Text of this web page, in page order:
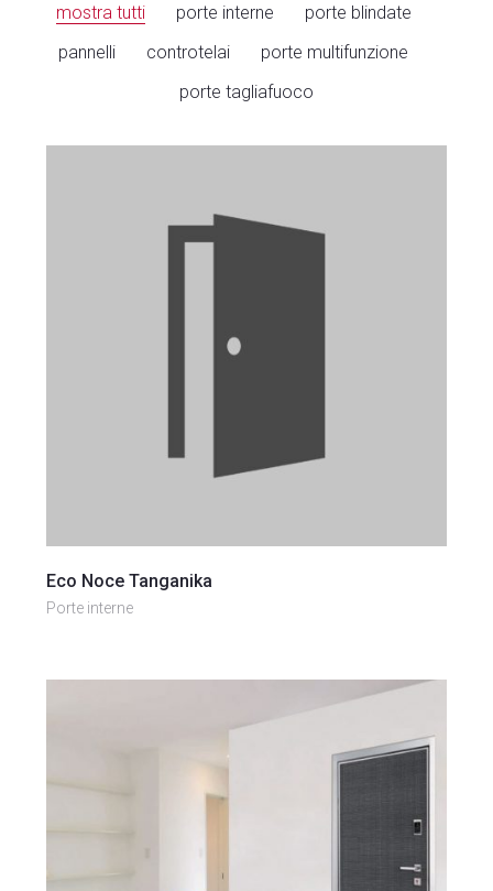
mostra tutti porte interne
porte blindate
pannelli
controtelai
porte multifunzione
porte tagliafuoco
Eco Noce Tanganika
Porte interne